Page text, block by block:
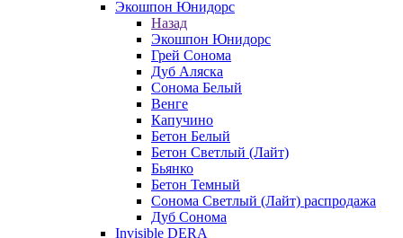
Экошпон Юнидорс
Назад
Экошпон Юнидорс
Грей Сонома
Дуб Аляска
Сонома Белый
Венге
Капучино
Бетон Белый
Бетон Светлый (Лайт)
Бьянко
Бетон Темный
Сонома Светлый (Лайт) распродажа
Дуб Сонома
Invisible DERA